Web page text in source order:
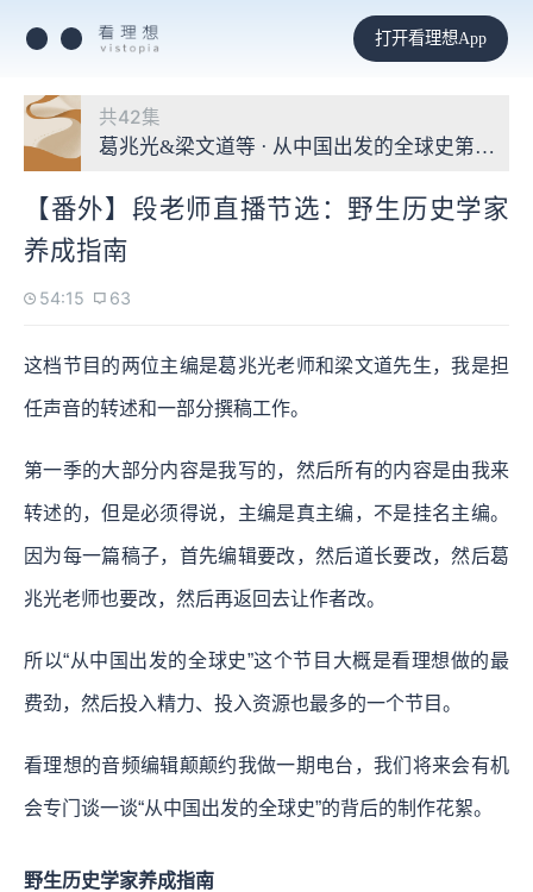
打开看理想App
共42集
葛兆光&梁文道等 · 从中国出发的全球史第三季
【番外】段老师直播节选：野生历史学家
养成指南
54:15 63
这档节目的两位主编是葛兆光老师和梁文道先生，我是担
任声音的转述和一部分撰稿工作。
第一季的大部分内容是我写的，然后所有的内容是由我来
转述的，但是必须得说，主编是真主编，不是挂名主编。
因为每一篇稿子，首先编辑要改，然后道长要改，然后葛
兆光老师也要改，然后再返回去让作者改。
所以“从中国出发的全球史”这个节目大概是看理想做的最
费劲，然后投入精力、投入资源也最多的一个节目。
看理想的音频编辑颠颠约我做一期电台，我们将来会有机
会专门谈一谈“从中国出发的全球史”的背后的制作花絮。
野生历史学家养成指南